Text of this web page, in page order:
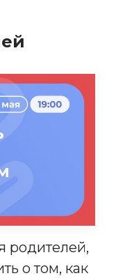
родителей,
о том, как